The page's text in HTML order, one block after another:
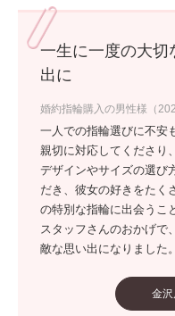
一生に一度の大切
出に
婚約指輪購入の男性様（
一人での指輪選びに不安
親切に対応してくださり
デザインやサイズの選び
だき、彼女の好きをたく
の特別な指輪に出会うこ
スタッフさんのおかげで
敵な思い出になりました
金